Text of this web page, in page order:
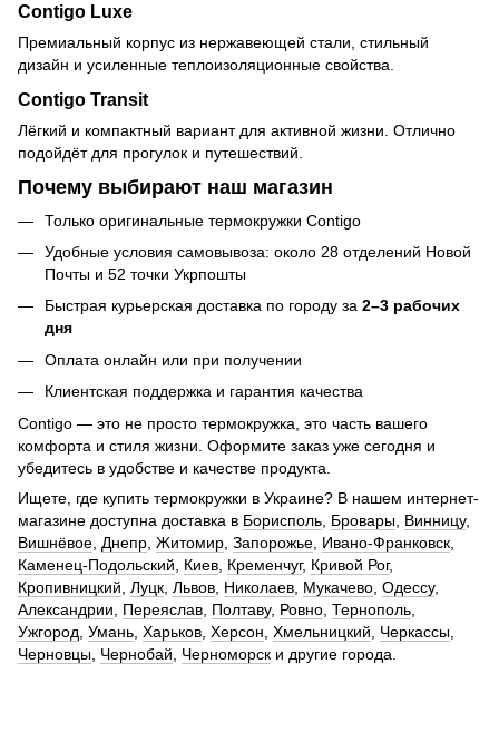
Contigo Luxe
Премиальный корпус из нержавеющей стали, стильный
дизайн и усиленные теплоизоляционные свойства.
Contigo Transit
Лёгкий и компактный вариант для активной жизни. Отлично
подойдёт для прогулок и путешествий.
Почему выбирают наш магазин
Только оригинальные термокружки Contigo
Удобные условия самовывоза: около 28 отделений Новой
Почты и 52 точки Укрпошты
Быстрая курьерская доставка по городу за 2–3 рабочих
дня
Оплата онлайн или при получении
Клиентская поддержка и гарантия качества
Contigo — это не просто термокружка, это часть вашего
комфорта и стиля жизни. Оформите заказ уже сегодня и
убедитесь в удобстве и качестве продукта.
Ищете, где купить термокружки в Украине? В нашем интернет-
магазине доступна доставка в Борисполь Бровары Винницу,
Вишнёвое Днепр Житомир Запорожье Ивано-Франковск
Каменец-Подольский
Киев Кременчуг, Кривой Рог,
Кропивницкий Луцк Львов Николаев Мукачево Одессу,
Александрии
Переяслав Полтаву, Ровно Тернополь
Ужгород Умань Харьков Херсон Хмельницкий Черкассы
Черновцы Чернобай Черноморск и другие города.